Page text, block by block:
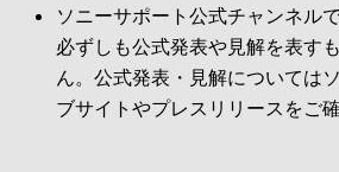
ソニーサポート公式チャンネル
必ずしも公式発表や見解を表す
ん。公式発表・見解については
ブサイトやプレスリリースをご